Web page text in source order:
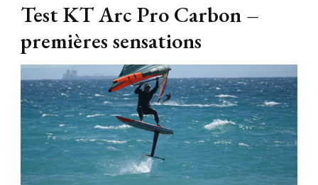
Test KT Arc Pro Carbon –
premières sensations